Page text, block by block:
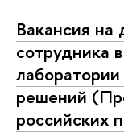
Вакансия на
сотрудника
решений
российских